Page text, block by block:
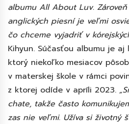
albumu All About Luv.
anglických piesní je veľmi
čo chceme vyjadriť v
Kihyun. Súčasťou albumu je aj
ktorý niekoľko mesiacov
v materskej škole v rámci
z ktorej odíde v apríli 2023.
chate, takže často
zas nie veľmi. Užíva si životný